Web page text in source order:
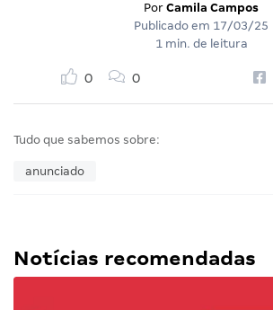
Por Camila Campos
Publicado em 17/03/25
1 min. de leitura
0 0
Tudo que sabemos sobre:
anunciado
Notícias recomendadas